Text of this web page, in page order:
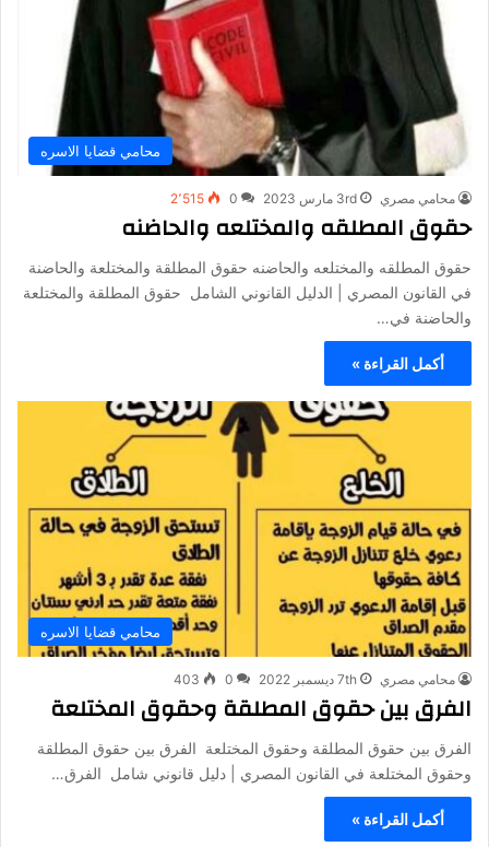
محامي قضايا الاسره
محامي مصري 3rd مارس 2023 0 2٬515
حقوق المطلقه والمختلعه والحاضنه
حقوق المطلقه والمختلعه والحاضنه حقوق المطلقة والمختلعة والحاضنة
في القانون المصري | الدليل القانوني الشامل حقوق المطلقة والمختلعة
والحاضنة في…
أكمل القراءة »
محامي قضايا الاسره
محامي مصري 7th ديسمبر 2022 0
403
الفرق بين حقوق المطلقة وحقوق المختلعة
الفرق بين حقوق المطلقة وحقوق المختلعة الفرق بين حقوق المطلقة
وحقوق المختلعة في القانون المصري | دليل قانوني شامل الفرق…
أكمل القراءة »